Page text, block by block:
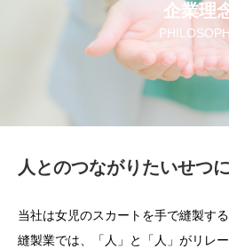
企業理
人とのつながりたいせつに
当社は女児のスカートを手で縫製す
縫製業では、「人」と「人」がリレ